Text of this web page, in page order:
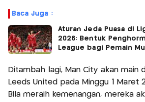
Baca Juga :
Aturan Jeda Puasa di
2026: Bentuk
League bagi Pemain
Ditambah lagi, Man City akan main
Leeds United pada Minggu 1 Maret
Bila meraih kemenangan, mereka